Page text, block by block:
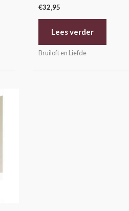
€32,95
Lees verder
Bruiloft en Liefde